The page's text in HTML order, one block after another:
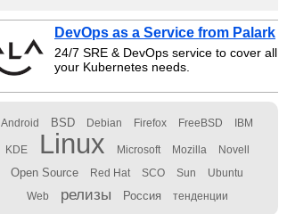
DevOps as a Service from Palark
24/7 SRE & DevOps service to cover all
your Kubernetes needs.
Android BSD Debian Firefox FreeBSD IBM
KDE Linux Microsoft Mozilla Novell
Open Source Red Hat SCO Sun Ubuntu
Web релизы Россия тенденции